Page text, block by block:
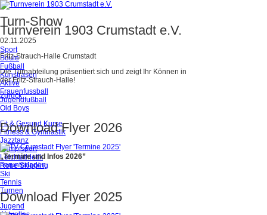
Turnverein 1903 Crumstadt e.V.
Sport
Boule
Fußball
Kunstrasen
Aktive
Frauenfussball
Jugendfußball
Old Boys
Fit & Gesund Kurse
Fitness & Gymnastik
Jazztanz
Kampfsport
Leichtathletik
Rope Skipping
Ski
Tennis
Turnen
Jugend
Turn-Show
02.11.2025
Fritz-Strauch-Halle Crumstadt
Die Turnabteilung präsentiert sich und zeigt Ihr Können in
der Fritz-Strauch-Halle!
Zurück
Download Flyer 2026
„Termine und Infos 2026”
herunterladen
Download Flyer 2025